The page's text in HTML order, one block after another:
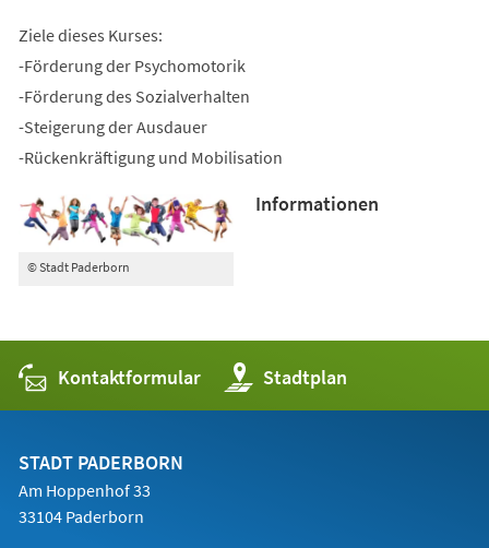
Ziele dieses Kurses:
-Förderung der Psychomotorik
-Förderung des Sozialverhalten
-Steigerung der Ausdauer
-Rückenkräftigung und Mobilisation
© Stadt Paderborn
Informationen
Kontaktformular Stadtplan
(Öffnet
in
einem
STADT PADERBORN
Am Hoppenhof 33
33104 Paderborn